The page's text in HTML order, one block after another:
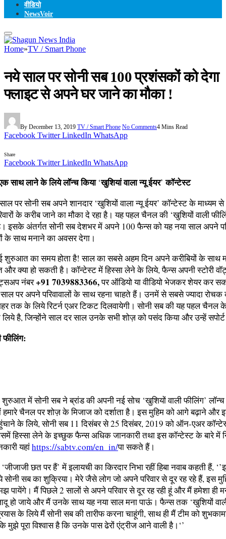
वीडियो
NewsVoir
Home»TV / Smart Phone
नये साल पर सोनी सब 100 प्रशंसकों को देगा
फ्लाइट से अपने घर जाने का मौका !
By December 13, 2019 TV / Smart Phone No Comments4 Mins Read
Facebook Twitter LinkedIn WhatsApp
Share
Facebook Twitter LinkedIn WhatsApp
एक साथ लाने के लिये लॉन्‍च किया ‘खुशियां वाला न्‍यू ईयर’कॉन्‍टेस्‍ट
पर सोनी सब अपने शानदार ‘खुशियों वाला न्‍यू ईयर’ कॉन्‍टेस्‍ट के माध्‍यम
के करीब जाने का मौका दे रहा है। यह पहल चैनल की ‘खुशियों वाली
अंतर्गत सोनी सब देशभर में अपने 100 फैन्‍स को यह नया साल अपने
के साथ मनाने का अवसर देगा।
शुरुआत का समय होता है! साल का सबसे अहम दिन अपने करीबियों के साथ
और क्‍या हो सकती है। कॉन्‍टेस्‍ट में हिस्‍सा लेने के लिये, फैन्‍स अपनी स्‍टोरी
नंबर+91 7039883366,पर ऑडियो या वीडियो भेजकर शेयर कर
पर अपने परिवावालों के साथ रहना चाहते हैं। उनमें से सबसे ज्‍यादा रोचक
तक के लिये रिटर्न एअर टिकट दिलवायेगी। सोनी सब की यह पहल चैनल
है, जिन्‍होंने साल दर साल उनके सभी शोज़ को पसंद किया और उन्‍हें
फीलिंग:
में सोनी सब ने ब्रांड की अपनी नई सोच ‘खुशियों वाली फीलिंग’
हमारे चैनल पर शोज़ के मिजाज को दर्शाता है। इस मुहिम को आगे बढ़ाने और
के लिये, सोनी सब 11 दिसंबर से 25 दिसंबर, 2019 को ऑन-एअर
हिस्‍सा लेने के इच्‍छुक फैन्‍स अधिक जानकारी तथा इस कॉन्‍टेस्‍ट के बारे में
यहांhttps://sabtv.com/en_in/पा सकते हैं।
छत पर हैं’ में इलायची का किरदार निभा रहीं हिबा नवाब कहती हैं,
सोनी सब का शुक्रिया। मेरे जैसे लोग जो अपने परिवार से दूर रह रहे हैं, इस
पायेंगे। मैं पिछले 2 सालों से अपने परिवार से दूर रह रही हूं और मैं हमेशा ही
हो जाये और मैं उनके साथ यह नया साल मना पाऊं। फैन्‍स तक ‘खुशियों
के लिये मैं सोनी सब की तारीफ करना चाहूंगी, साथ ही मैं टीम को
मुझे पूरा विश्‍वास है कि उनके पास ढेरों एंट्रीज आने वाली है।‘’